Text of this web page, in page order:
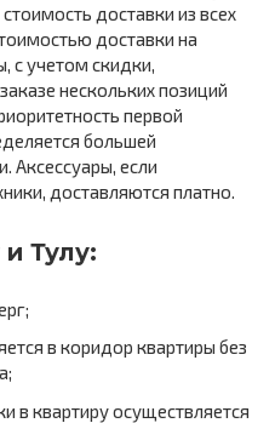
доставки из всех
доставки на
с учетом скидки,
нескольких позиций
первой
большей
Аксессуары, если
доставляются платно.
Тулу:
в коридор квартиры без
в квартиру осуществляется